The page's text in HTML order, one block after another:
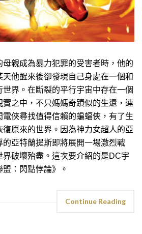
親成為暴力犯罪的受害者時，他的
天他醒來後卻發現自己身處在一個和
世界。在斷裂的平行宇宙中存在一個
之中，不只媽媽奇蹟似的生還，連
俠尋找值得信賴的蝙蝠俠，有了生
原來的世界。因為神力女超人的亞
的亞特蘭提斯即將展開一場激烈戰
破壞殆盡。這次要介紹的是DC宇
：閃點悖論》。
Continue Reading